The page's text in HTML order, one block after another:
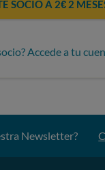
SOCIO A 2€ 2
Accede a tu
Newsletter?